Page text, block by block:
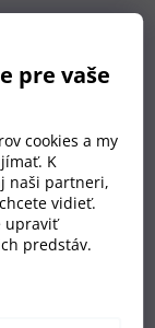
pre vaše
cookies a my
K
naši partneri,
vidieť.
upraviť
predstáv.